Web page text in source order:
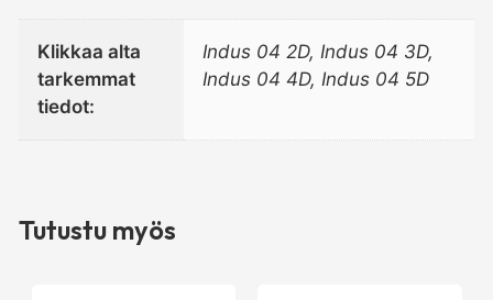
Klikkaa alta
tarkemmat
tiedot:
Indus 04 2D, Indus 04 3D,
Indus 04 4D, Indus 04 5D
Tutustu myös